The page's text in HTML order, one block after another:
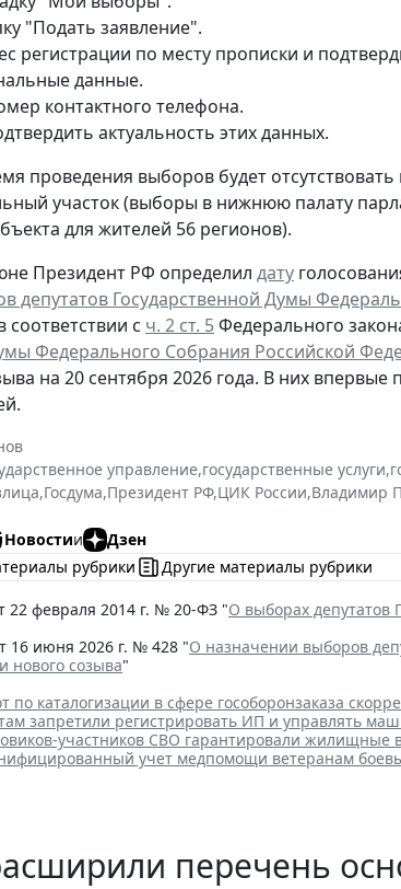
"Подать заявление".
регистрации по месту прописки и
данные.
контактного телефона.
актуальность этих данных.
проведения выборов будет
участок (выборы в нижнюю палату
для жителей 56 регионов).
Президент РФ определил дату
депутатов Государственной Думы
соответствии с ч. 2 ст. 5Федерального
Федерального Собрания Российской
на 20 сентября 2026 года. В них
управление,государственные услуги,
,Госдума,Президент РФ,ЦИК России,Владимир
Новостии
Дзен
рубрики
Другие материалы рубрики
22 февраля 2014 г. № 20-ФЗ "О выборах депутатов
16 июня 2026 г. № 428 "О назначении выборов
нового созыва"
по каталогизации в сфере гособоронзаказа
запретили регистрировать ИП и управлять
участников СВО гарантировали жилищные
учет медпомощи ветеранам
перечень